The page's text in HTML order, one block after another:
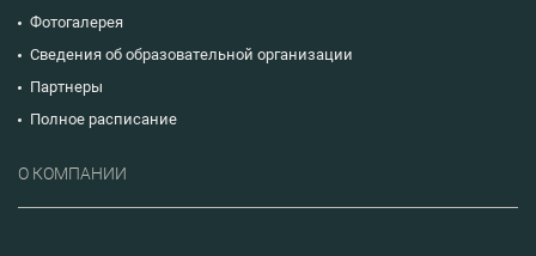
Фотогалерея
Сведения об образовательной организации
Партнеры
Полное расписание
О КОМПАНИИ